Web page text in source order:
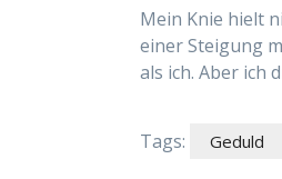
Mein Knie hielt
einer Steigung
als ich. Aber ich
Tags: Geduld